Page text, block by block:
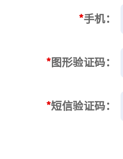
*手机：
*图形验证码：
*短信验证码：